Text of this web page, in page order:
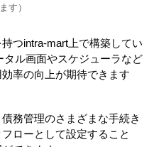
す）
つintra-mart上で構築してい
タル画面やスケジューラなど
率の向上が期待できます
務管理のさまざまな手続き
ローとして設定すること